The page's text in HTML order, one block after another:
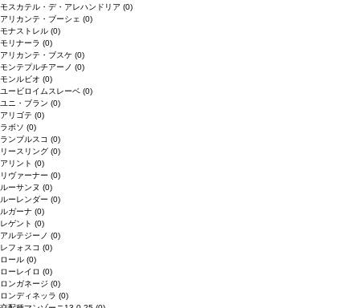
モスカテル・デ・アレハンドリア (0)
アリカンテ・ブーシェ (0)
モナストレル (0)
モリナーラ (0)
アリカンテ・ブスケ (0)
モンテプルチアーノ (0)
モンルビオ (0)
ユービロイムスレーベ (0)
ユニ・ブラン (0)
アリゴテ (0)
ラボソ (0)
ランブルスコ (0)
リースリング (0)
アリント (0)
リヴァーナー (0)
ルーサンヌ (0)
ルーレンダー (0)
ルガーナ (0)
レゲント (0)
アルテジーノ (0)
レフォスコ (0)
ロール (0)
ローレイロ (0)
ロンガネージ (0)
ロンディネッラ (0)